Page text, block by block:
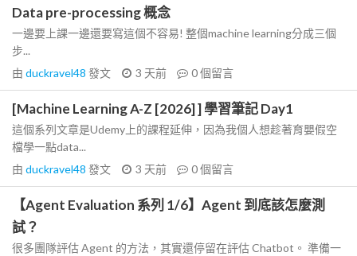
Data pre-processing 概念
一邊要上課一邊還要寫這個不容易! 整個machine learning分成三個
步...
由 duckravel48 發文 3 天前 0個留言
[Machine Learning A-Z [2026] ] 學習筆記 Day1
這個系列文章是Udemy上的課程延伸，因為我個人想趁著育嬰假空
檔學一點data...
由 duckravel48 發文 3 天前 0個留言
【Agent Evaluation 系列 1/6】Agent 到底該怎麼測
試？
很多團隊評估 Agent 的方法，其實還停留在評估 Chatbot。 準備一